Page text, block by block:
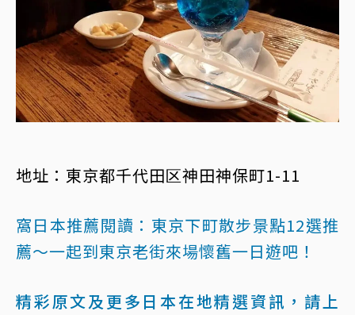
地址：東京都千代田区神田神保町1-11
窩日本推薦閱讀： 東京下町散步景點12選推
薦～一起到東京老街來場懷舊一日遊吧！
精彩原文及更多日本在地精選資訊，請上